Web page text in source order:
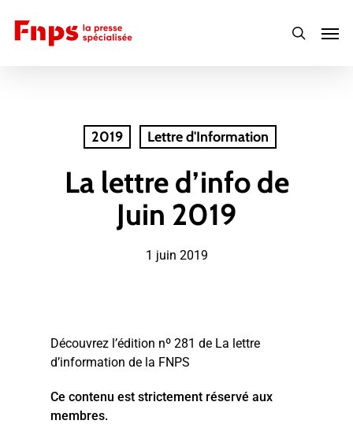
main
search
2019 Lettre d'Information
La lettre d’info de
Juin 2019
1 juin 2019
Découvrez l’édition nº 281 de La lettre
d’information de la FNPS
Ce contenu est strictement réservé aux
membres.